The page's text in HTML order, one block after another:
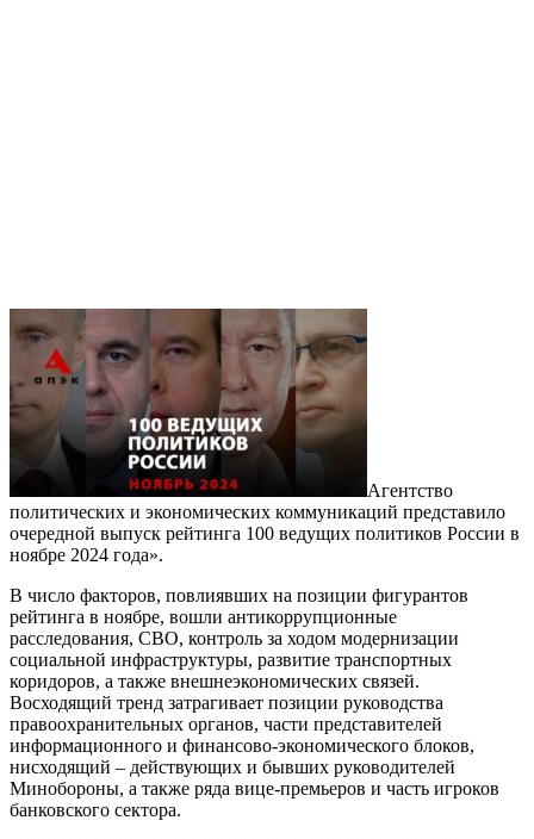
Агентство
политических и экономических коммуникаций представило
очередной выпуск рейтинга 100 ведущих политиков России в
ноябре 2024 года».
В число факторов, повлиявших на позиции фигурантов
рейтинга в ноябре, вошли антикоррупционные
расследования, СВО, контроль за ходом модернизации
социальной инфраструктуры, развитие транспортных
коридоров, а также внешнеэкономических связей.
Восходящий тренд затрагивает позиции руководства
правоохранительных органов, части представителей
информационного и финансово-экономического блоков,
нисходящий – действующих и бывших руководителей
Минобороны, а также ряда вице-премьеров и часть игроков
банковского сектора.